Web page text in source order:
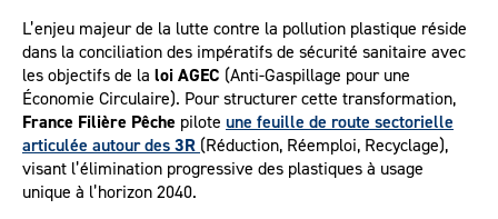
L’enjeu majeur de la lutte contre la pollution plastique réside
dans la conciliation des impératifs de sécurité sanitaire avec
les objectifs de la loi AGEC (Anti-Gaspillage pour une
Économie Circulaire). Pour structurer cette transformation,
France Filière Pêche pilote une feuille de route sectorielle
articulée autour des3R (Réduction, Réemploi, Recyclage),
visant l’élimination progressive des plastiques à usage
unique à l’horizon 2040.